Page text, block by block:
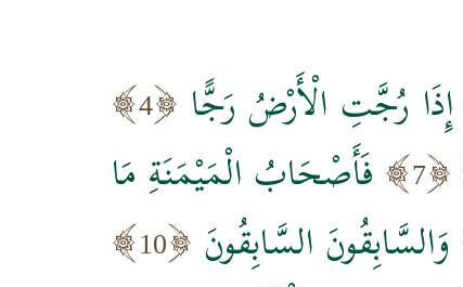
إِذَا رُجَّتِ الْأَرْضُ رَجًّا 4
7
فَأَصْحَابُ الْمَيْمَنَةِ مَا
وَالسَّابِقُونَ السَّابِقُونَ 10